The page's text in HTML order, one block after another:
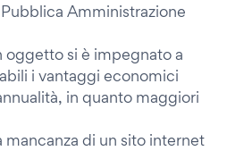
Amministrazione
oggetto si è impegnato a
i vantaggi economici
in quanto maggiori
mancanza di un sito internet